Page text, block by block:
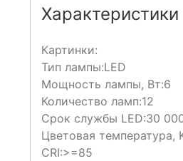
Характеристики
Картинки:
Тип лампы:LED
Мощность лампы, Вт:6
Количество ламп:12
Срок службы LED:30
Цветовая температура,
CRI:>=85